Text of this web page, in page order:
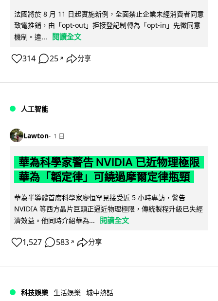
法國將於 8 月 11 日起實施新例，全面禁止企業未經消費者同意
致電推銷，由「opt-out」拒接登記制轉為「opt-in」先徵同意
機制。違...
閱讀全文
314 25 ↗ 分享
人工智能
Lawton 1 日
華為科學家警告 NVIDIA 已近物理極限
華為「韜定律」可繞過摩爾定律瓶頸
華為半導體首席科學家廖恒罕見接受近 5 小時專訪，警告
NVIDIA 等西方晶片巨頭正逼近物理極限，傳統製程升級已失經
濟效益。他同時介紹華為...
閱讀全文
1,527 583 ↗ 分享
科技娛樂 生活娛樂 城中熱話